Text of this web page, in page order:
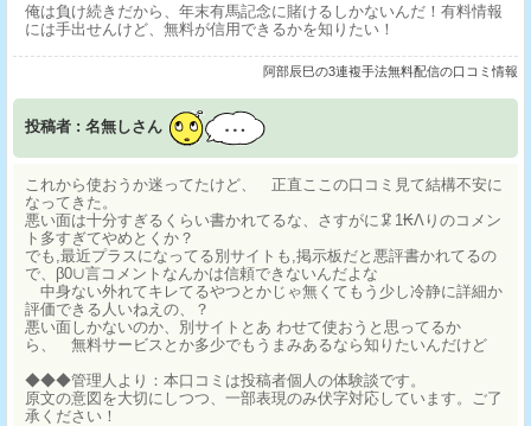
俺は負け続きだから、年末有馬記念に賭けるしかないんだ！有料情報
には手出せんけど、無料が信用できるかを知りたい！
阿部辰巳の3連複手法無料配信の口コミ情報
投稿者 : 名無しさん
これから使おうか迷ってたけど、 正直ここの口コミ見て結構不安に
なってきた。
悪い面は十分すぎるくらい書かれてるな、さすがに🦑1₭Λりのコメン
ト多すぎてやめとくか？
でも,最近プラスになってる別サイトも,掲示板だと悪評書かれてるの
で、β0∪言コメントなんかは信頼できないんだよな
中身ない外れてキレてるやつとかじゃ無くてもう少し冷静に詳細か
評価できる人いねえの、？
悪い面しかないのか、別サイトとあ わせて使おうと思ってるか
ら、 無料サービスとか多少でもうまみあるなら知りたいんだけど
◆◆◆管理人より：本口コミは投稿者個人の体験談です。
原文の意図を大切にしつつ、一部表現のみ伏字対応しています。ご了
承ください！